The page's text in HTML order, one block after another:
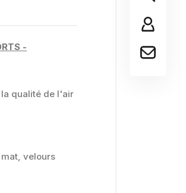
-
qualité de l'air
velours